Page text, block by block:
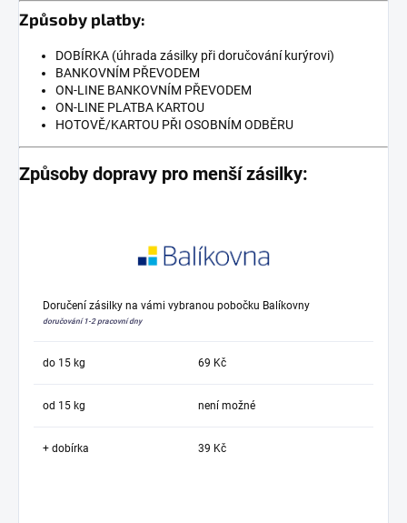
Způsoby platby:
DOBÍRKA (úhrada zásilky při doručování kurýrovi)
BANKOVNÍM PŘEVODEM
ON-LINE BANKOVNÍM PŘEVODEM
ON-LINE PLATBA KARTOU
HOTOVĚ/KARTOU PŘI OSOBNÍM ODBĚRU
Způsoby dopravy pro menší zásilky:
Doručení zásilky na vámi vybranou pobočku Balíkovny
doručování 1-2 pracovní dny
do 15 kg 69 Kč
od 15 kg není možné
+ dobírka 39 Kč